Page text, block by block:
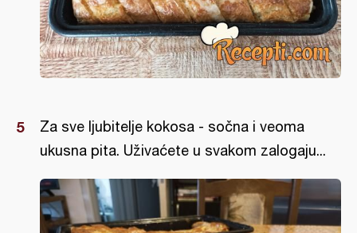
Za sve ljubitelje kokosa - sočna i veoma
ukusna pita. Uživaćete u svakom zalogaju...